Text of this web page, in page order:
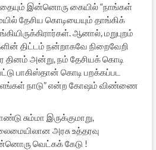
இன்னொரு கையில் “நாங்கள்
தேசிய கொடியையும் தாங்கிக்
ஆனால், மறுபுறம்
திட்டம் நன்றாகவே நிறைவேறி
தினம் அன்று, நம் தேசியக் கொடி
பாகிஸ்தான் கொடி பறக்கப்பட
எங்கள் நாடு” என்ற கோஷம் விண்ணை
சும்மா இருக்குமாறு,
அரசு உத்தரவு
வெட்கக் கேடு !